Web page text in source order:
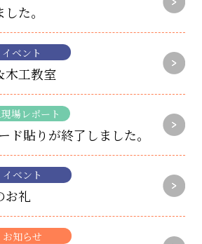
た。
イベント
木工教室
場レポート
ド貼りが終了しました。
イベント
お礼
お知らせ